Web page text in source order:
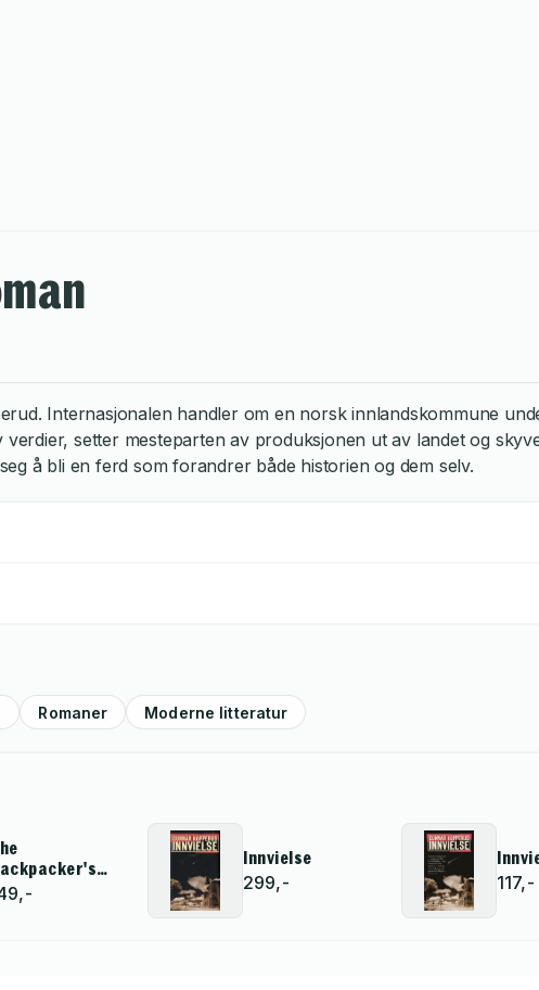
Internasjonalen handler om en norsk innlandskommune
setter mesteparten av produksjonen ut av landet og
å bli en ferd som forandrer både historien og dem selv.
Romaner Moderne litteratur
Innvielse
299,-
117,-